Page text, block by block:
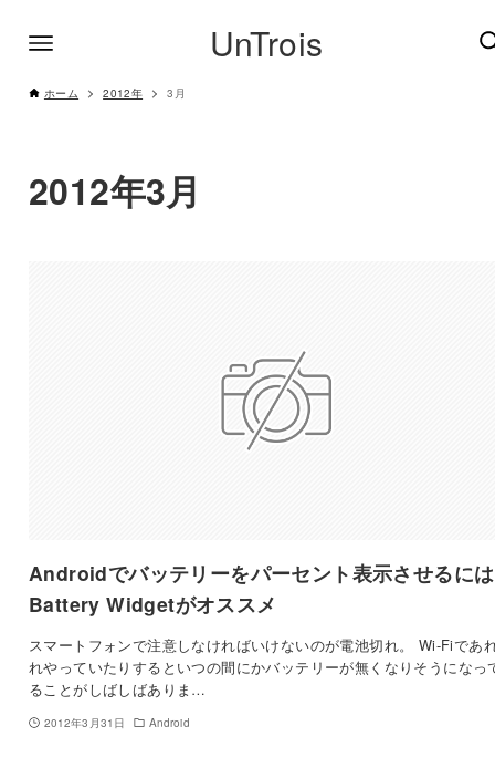
UnTrois
ホーム 2012年 3月
2012年3月
Androidでバッテリーをパーセント表示させるには
Battery Widgetがオススメ
スマートフォンで注意しなければいけないのが電池切れ。 Wi-Fiであ
れやっていたりするといつの間にかバッテリーが無くなりそうになっ
ることがしばしばありま…
2012年3月31日 Android